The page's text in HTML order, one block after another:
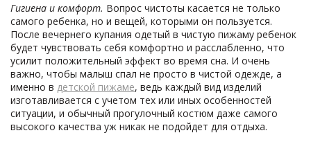
Гигиена и комфорт. Вопрос чистоты касается не только
самого ребенка, но и вещей, которыми он пользуется.
После вечернего купания одетый в чистую пижаму ребенок
будет чувствовать себя комфортно и расслабленно, что
усилит положительный эффект во время сна. И очень
важно, чтобы малыш спал не просто в чистой одежде, а
именно в детской пижаме, ведь каждый вид изделий
изготавливается с учетом тех или иных особенностей
ситуации, и обычный прогулочный костюм даже самого
высокого качества уж никак не подойдет для отдыха.